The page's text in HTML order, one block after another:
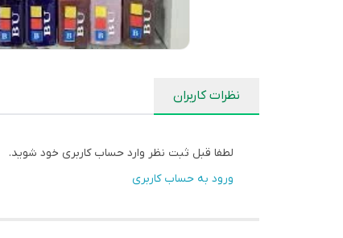
نظرات کاربران
لطفا قبل ثبت نظر وارد حساب کاربری خود شوید.
ورود به حساب کاربری